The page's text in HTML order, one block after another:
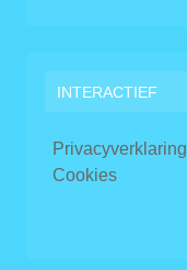
INTERACTIEF
Privacyverklaring
Cookies